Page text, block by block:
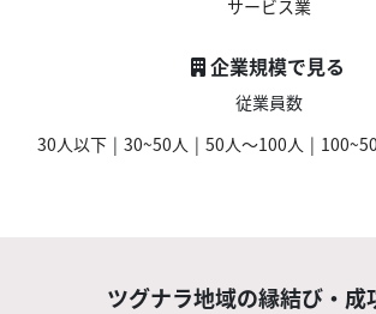
サービス業
企業規模で見る
従業員数
30人以下 | 30~50人 | 50人〜100人 |
ツグナラ地域の縁結び・成